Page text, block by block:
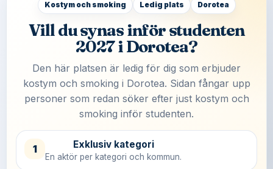
Kostym och smoking Ledig plats Dorotea
Vill du synas inför studenten
2027 i Dorotea?
Den här platsen är ledig för dig som erbjuder
kostym och smoking i Dorotea. Sidan fångar upp
personer som redan söker efter just kostym och
smoking inför studenten.
1 Exklusiv kategori
En aktör per kategori och kommun.